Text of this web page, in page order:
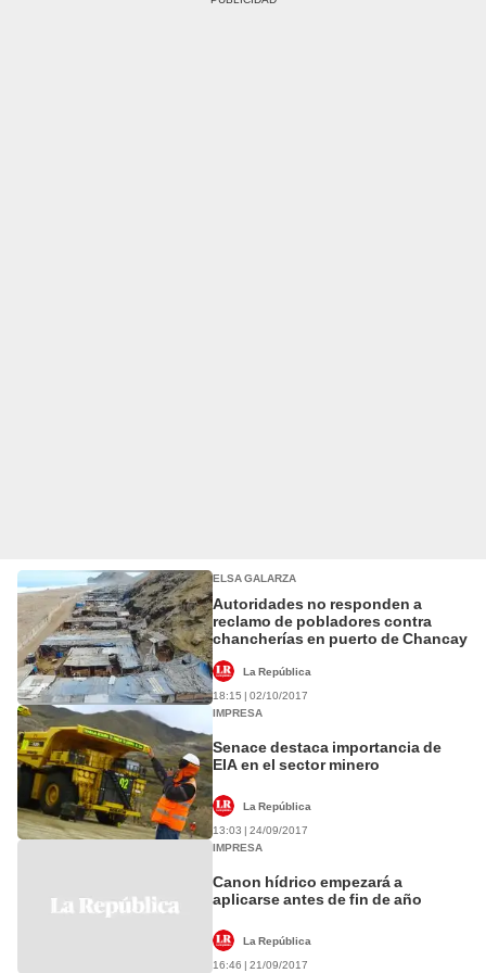
ELSA GALARZA
Autoridades no responden a
reclamo de pobladores contra
chancherías en puerto de Chancay
La República
18:15 | 02/10/2017
IMPRESA
Senace destaca importancia de
EIA en el sector minero
La República
13:03 | 24/09/2017
IMPRESA
Canon hídrico empezará a
aplicarse antes de fin de año
La República
16:46 | 21/09/2017